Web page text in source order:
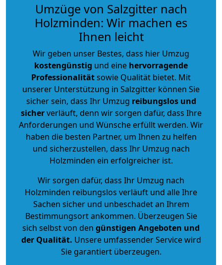
Umzüge von Salzgitter nach
Holzminden: Wir machen es
Ihnen leicht
Wir geben unser Bestes, dass hier Umzug
kostengünstig und eine hervorragende
Professionalitätsowie Qualität bietet. Mit
unserer Unterstützung in Salzgitter können Sie
sicher sein, dass Ihr Umzug reibungslos und
sicherverläuft, denn wir sorgen dafür, dass Ihre
Anforderungen und Wünsche erfüllt werden. Wir
haben die besten Partner, um Ihnen zu helfen
und sicherzustellen, dass Ihr Umzug nach
Holzminden ein erfolgreicher ist.
Wir sorgen dafür, dass Ihr Umzug nach
Holzminden reibungslos verläuft und alle Ihre
Sachen sicher und unbeschadet an Ihrem
Bestimmungsort ankommen. Überzeugen Sie
sich selbst von den günstigen Angeboten und
der Qualität. Unsere umfassender Service wird
Sie garantiert überzeugen.